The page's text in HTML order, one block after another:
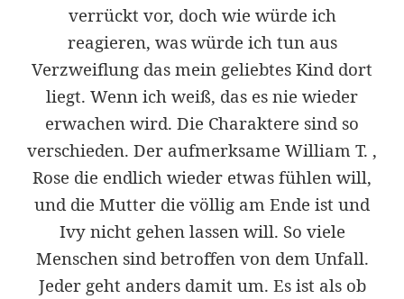
verrückt vor, doch wie würde ich
reagieren, was würde ich tun aus
Verzweiflung das mein geliebtes Kind dort
liegt. Wenn ich weiß, das es nie wieder
erwachen wird. Die Charaktere sind so
verschieden. Der aufmerksame William T. ,
Rose die endlich wieder etwas fühlen will,
und die Mutter die völlig am Ende ist und
Ivy nicht gehen lassen will. So viele
Menschen sind betroffen von dem Unfall.
Jeder geht anders damit um. Es ist als ob